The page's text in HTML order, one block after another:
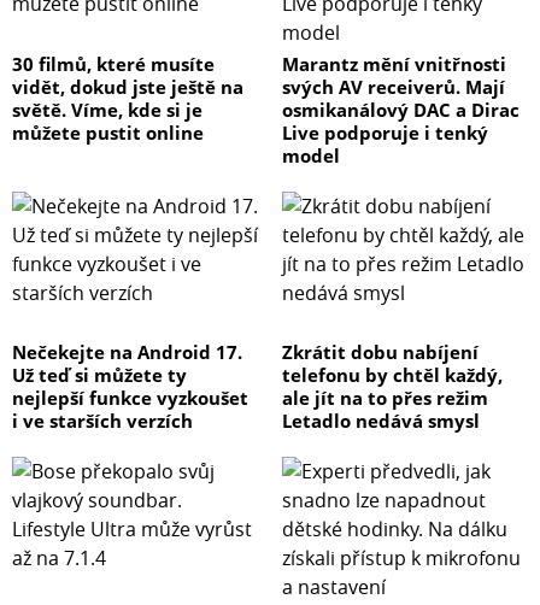
30 filmů, které musíte
vidět, dokud jste ještě na
světě. Víme, kde si je
můžete pustit online
Marantz mění vnitřnosti
svých AV receiverů. Mají
osmikanálový DAC a Dirac
Live podporuje i tenký
model
Nečekejte na Android 17.
Už teď si můžete ty
nejlepší funkce vyzkoušet
i ve starších verzích
Zkrátit dobu nabíjení
telefonu by chtěl každý,
ale jít na to přes režim
Letadlo nedává smysl